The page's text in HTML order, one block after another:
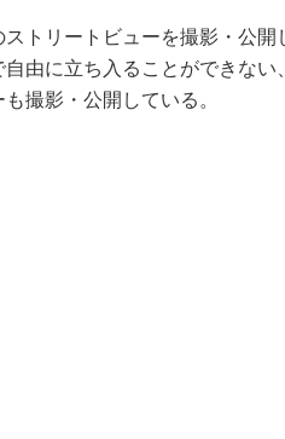
トリートビューを撮影・公開
由に立ち入ることができない
撮影・公開している。